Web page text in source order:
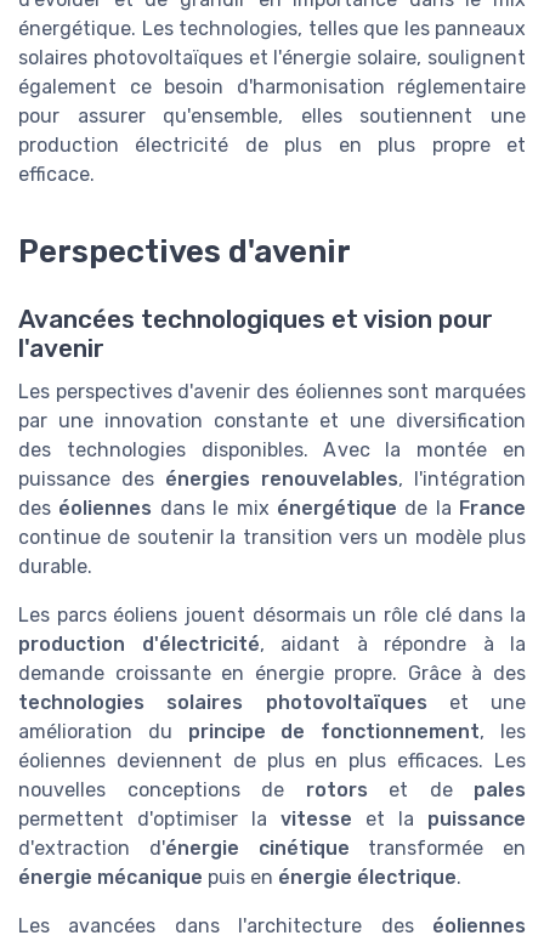
énergétique. Les technologies, telles que les panneaux
solaires photovoltaïques et l'énergie solaire, soulignent
également ce besoin d'harmonisation réglementaire
pour assurer qu'ensemble, elles soutiennent une
production électricité de plus en plus propre et
efficace.
Perspectives d'avenir
Avancées technologiques et vision pour
l'avenir
Les perspectives d'avenir des éoliennes sont marquées
par une innovation constante et une diversification
des technologies disponibles. Avec la montée en
puissance des énergies renouvelables, l'intégration
des éoliennes dans le mix énergétique de la France
continue de soutenir la transition vers un modèle plus
durable.
Les parcs éoliens jouent désormais un rôle clé dans la
production d'électricité, aidant à répondre à la
demande croissante en énergie propre. Grâce à des
technologies solaires photovoltaïques et une
amélioration du principe de fonctionnement, les
éoliennes deviennent de plus en plus efficaces. Les
nouvelles conceptions de rotors et de pales
permettent d'optimiser la vitesse et la puissance
d'extraction d'énergie cinétique transformée en
énergie mécanique puis en énergie électrique.
Les avancées dans l'architecture des éoliennes